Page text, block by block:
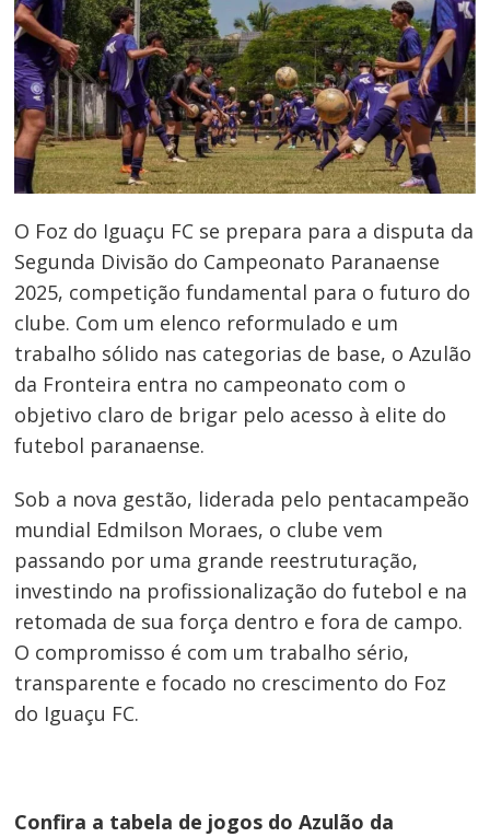
O Foz do Iguaçu FC se prepara para a disputa da
Segunda Divisão do Campeonato Paranaense
2025, competição fundamental para o futuro do
clube. Com um elenco reformulado e um
trabalho sólido nas categorias de base, o Azulão
da Fronteira entra no campeonato com o
objetivo claro de brigar pelo acesso à elite do
futebol paranaense.
Sob a nova gestão, liderada pelo pentacampeão
mundial Edmilson Moraes, o clube vem
passando por uma grande reestruturação,
investindo na profissionalização do futebol e na
retomada de sua força dentro e fora de campo.
O compromisso é com um trabalho sério,
transparente e focado no crescimento do Foz
do Iguaçu FC.
Confira a tabela de jogos do Azulão da